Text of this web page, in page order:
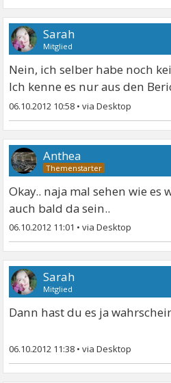
Sarah
Mitglied
Nein, ich selber habe noch
Ich kenne es nur aus den
06.10.2012 10:58 •
Anthea
Okay.. naja mal sehen wie
auch bald da sein..
06.10.2012 11:01 •
Sarah
Mitglied
Dann hast du es ja
06.10.2012 11:38 •